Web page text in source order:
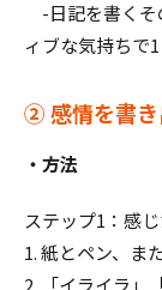
-日記を書くそ
ィブな気持ちで1
② 感情を書き
・方法
ステップ1：感
1. 紙とペン、ま
2. 「イライラ」